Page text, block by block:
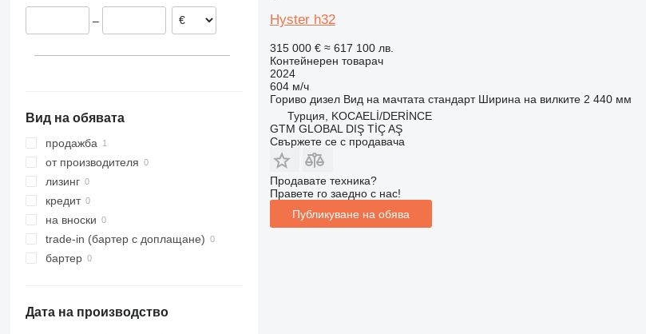
–
Вид на обявата
продажба
от производителя
лизинг
кредит
на вноски
trade-in (бартер с доплащане)
бартер
Дата на производство
Hyster h32
315 000 € ≈ 617 100 лв.
Контейнерен товарач
2024
604 м/ч
Гориво дизел Вид на мачтата стандарт Ширина на вилките 2 440 мм
Турция, KOCAELİ/DERİNCE
GTM GLOBAL DIŞ TİÇ AŞ
Свържете се с продавача
Продавате техника?
Правете го заедно с нас!
Публикуване на обява